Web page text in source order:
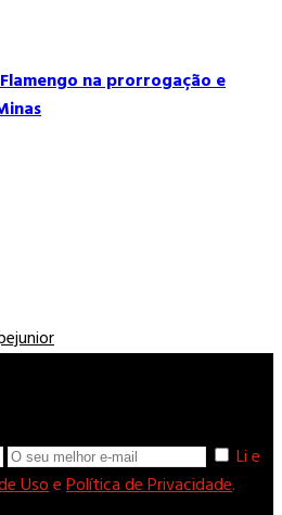
na prorrogação e
Li e
UsoePolítica de Privacidade.